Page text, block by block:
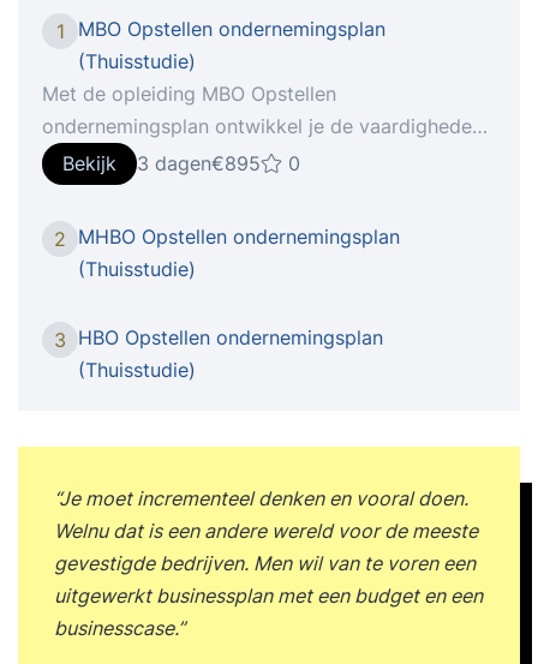
1
MBO Opstellen ondernemingsplan
(Thuisstudie)
Met de opleiding MBO Opstellen
ondernemingsplan ontwikkel je de vaardigheden
om een professioneel en overtuigend
ondernemingsplan te maken dat bedrijven helpt
groeien en succesvol te starten. Je begint met
een duidelijk beeld van wat een
aantrekken van investeerders. Vervolgens leer je
marktonderzoek en concurrentieanalyse
optimaal benut. Je formuleert missie, visie en
diensten die aansluiten bij de behoeften van de
doelgroep. Met de opleiding leer je een
Bekijk 3 dagen€895 0
2 MHBO Opstellen ondernemingsplan
(Thuisstudie)
3 HBO Opstellen ondernemingsplan
(Thuisstudie)
“Je moet incrementeel denken en vooral doen.
Welnu dat is een andere wereld voor de meeste
gevestigde bedrijven. Men wil van te voren een
uitgewerkt businessplan met een budget en een
businesscase.”